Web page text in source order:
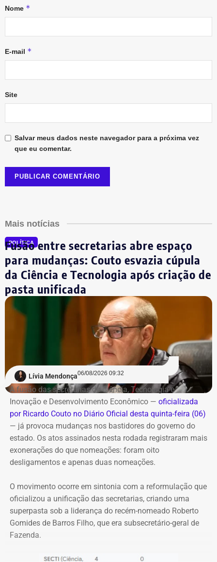
Nome *
E-mail *
Site
Salvar meus dados neste navegador para a próxima vez
que eu comentar.
Mais notícias
POLÍTICA
Fusão entre secretarias abre espaço
para mudanças: Couto esvazia cúpula
da Ciência e Tecnologia após criação de
pasta unificada
Lívia Mendonça06/08/2026 09:32
A fusão das secretarias de Ciência, Tecnologia e
Inovação e Desenvolvimento Econômico — oficializada
por Ricardo Couto no Diário Oficial desta quinta-feira (06)
— já provoca mudanças nos bastidores do governo do
estado. Os atos assinados nesta rodada registraram mais
exonerações do que nomeações: foram oito
desligamentos e apenas duas nomeações.
O movimento ocorre em sintonia com a reformulação que
oficializou a unificação das secretarias, criando uma
superpasta sob a liderança do recém-nomeado Roberto
Gomides de Barros Filho, que era subsecretário-geral de
Fazenda.